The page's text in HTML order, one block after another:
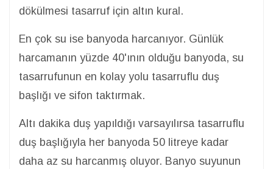
dökülmesi tasarruf için altın kural.
En çok su ise banyoda harcanıyor. Günlük
harcamanın yüzde 40'ının olduğu banyoda, su
tasarrufunun en kolay yolu tasarruflu duş
başlığı ve sifon taktırmak.
Altı dakika duş yapıldığı varsayılırsa tasarruflu
duş başlığıyla her banyoda 50 litreye kadar
daha az su harcanmış oluyor. Banyo suyunun